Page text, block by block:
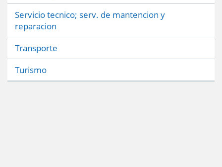
Servicio tecnico; serv. de mantencion y
reparacion
Transporte
Turismo